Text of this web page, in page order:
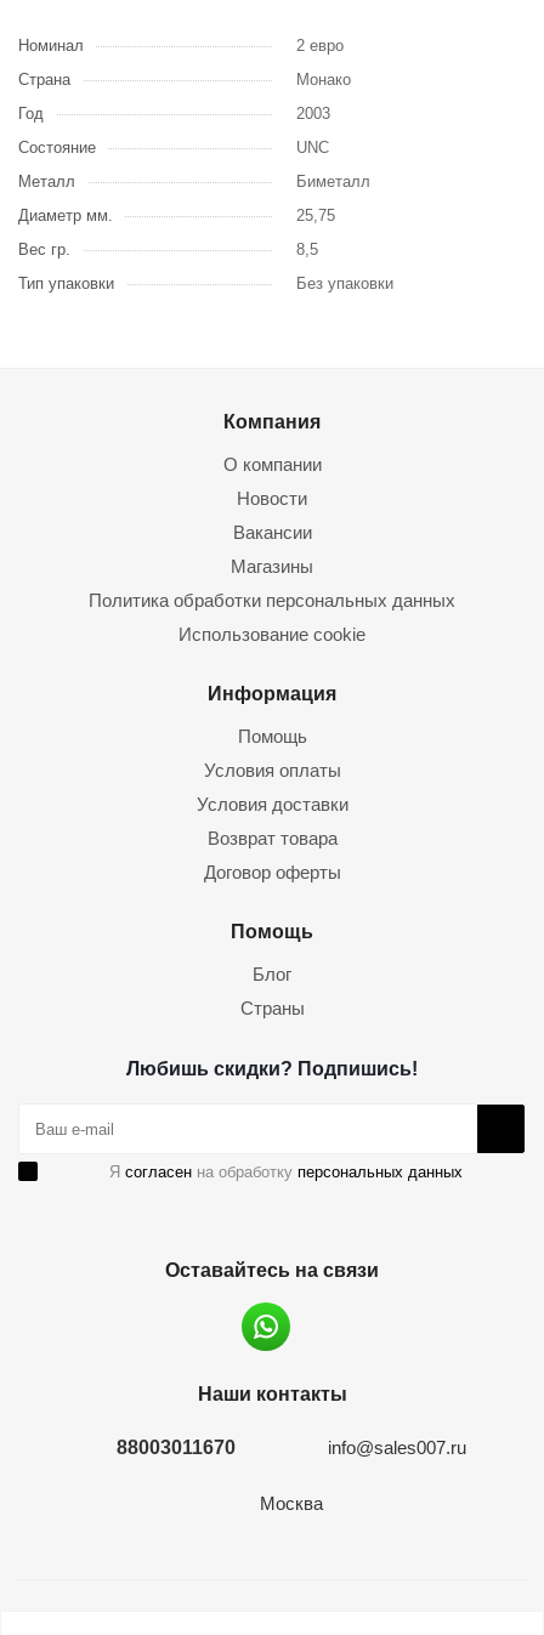
Номинал
2 евро
Страна
Монако
Год
2003
Состояние
UNC
Металл
Биметалл
Диаметр мм.
25,75
Вес гр.
8,5
Тип упаковки
Без упаковки
Компания
О компании
Новости
Вакансии
Магазины
Политика обработки персональных данных
Использование cookie
Информация
Помощь
Условия оплаты
Условия доставки
Возврат товара
Договор оферты
Помощь
Блог
Страны
Любишь скидки? Подпишись!
Я согласен на обработку персональных данных
Оставайтесь на связи
Наши контакты
88003011670 info@sales007.ru
Москва